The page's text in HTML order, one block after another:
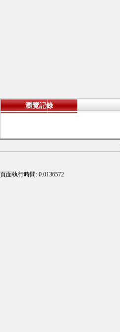
瀏覽記錄
頁面執行時間: 0.0136572